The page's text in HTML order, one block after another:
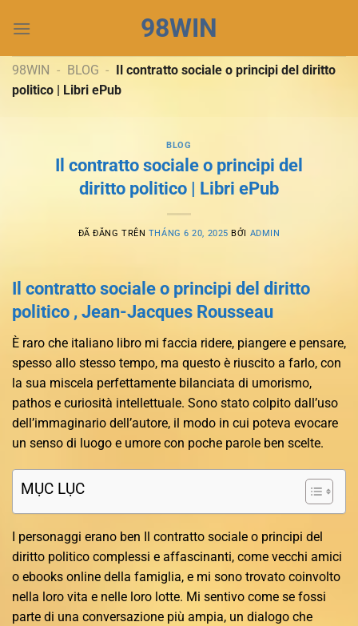
đến
dung
98WIN
98WIN - BLOG - Il contratto sociale o principi del diritto
politico | Libri ePub
BLOG
Il contratto sociale o principi del
diritto politico | Libri ePub
ĐÃ ĐĂNG TRÊN THÁNG 6 20, 2025 BỞI ADMIN
Il contratto sociale o principi del diritto
politico , Jean-Jacques Rousseau
È raro che italiano libro mi faccia ridere, piangere e pensare,
spesso allo stesso tempo, ma questo è riuscito a farlo, con
la sua miscela perfettamente bilanciata di umorismo,
pathos e curiosità intellettuale. Sono stato colpito dall’uso
dell’immaginario dell’autore, il modo in cui poteva evocare
un senso di luogo e umore con poche parole ben scelte.
MỤC LỤC
I personaggi erano ben Il contratto sociale o principi del
diritto politico complessi e affascinanti, come vecchi amici
o ebooks online della famiglia, e mi sono trovato coinvolto
nella loro vita e nelle loro lotte. Mi sentivo come se fossi
parte di una conversazione più ampia, un dialogo che